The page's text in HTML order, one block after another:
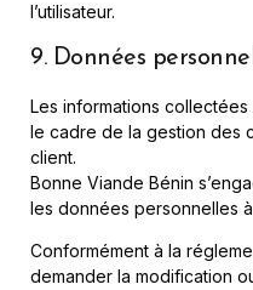
l’utilisateur.
9. Données
Les informations
le cadre de la gestion des
client.
Bonne Viande Bénin
les données personnelles
Conformément à la
demander la modification